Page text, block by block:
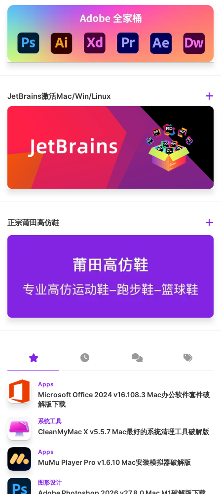
JetBrains激活Mac/Win/Linux
正宗莆田高仿鞋
Apps
Microsoft Office 2024 v16.108.3 Mac办公软件套件破
解版下载
系统工具
CleanMyMac X v5.5.7 Mac最好的系统清理工具破解版
Apps
MuMu Player Pro v1.6.10 Mac安装模拟器破解版
图形设计